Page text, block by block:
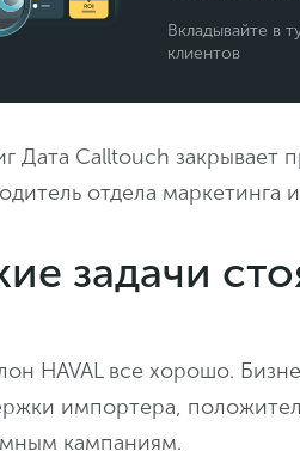
Вкладывайте в
клиентов
Дата Calltouch закрывает
отдела
задачи
HAVAL все хорошо.
импортера,
кампаниям.